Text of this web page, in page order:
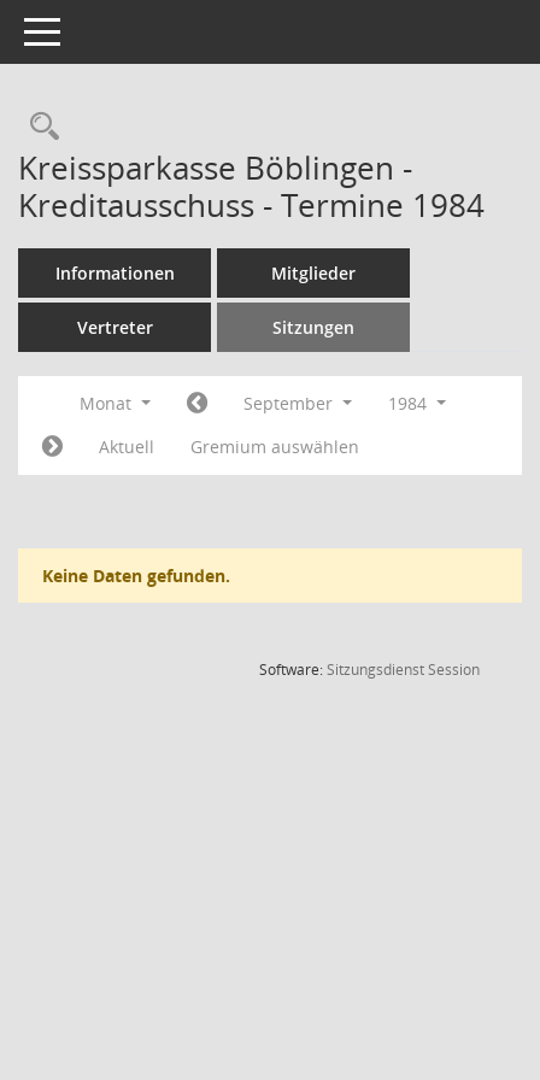
Toggle navigation
Rechercheauswahl
Kreissparkasse Böblingen -
Kreditausschuss - Termine 1984
Informationen Mitglieder
Vertreter Sitzungen
Monat September
1984
Aktuell
Gremium auswählen
Keine Daten gefunden.
Software:SitzungsdienstSession(Wird in